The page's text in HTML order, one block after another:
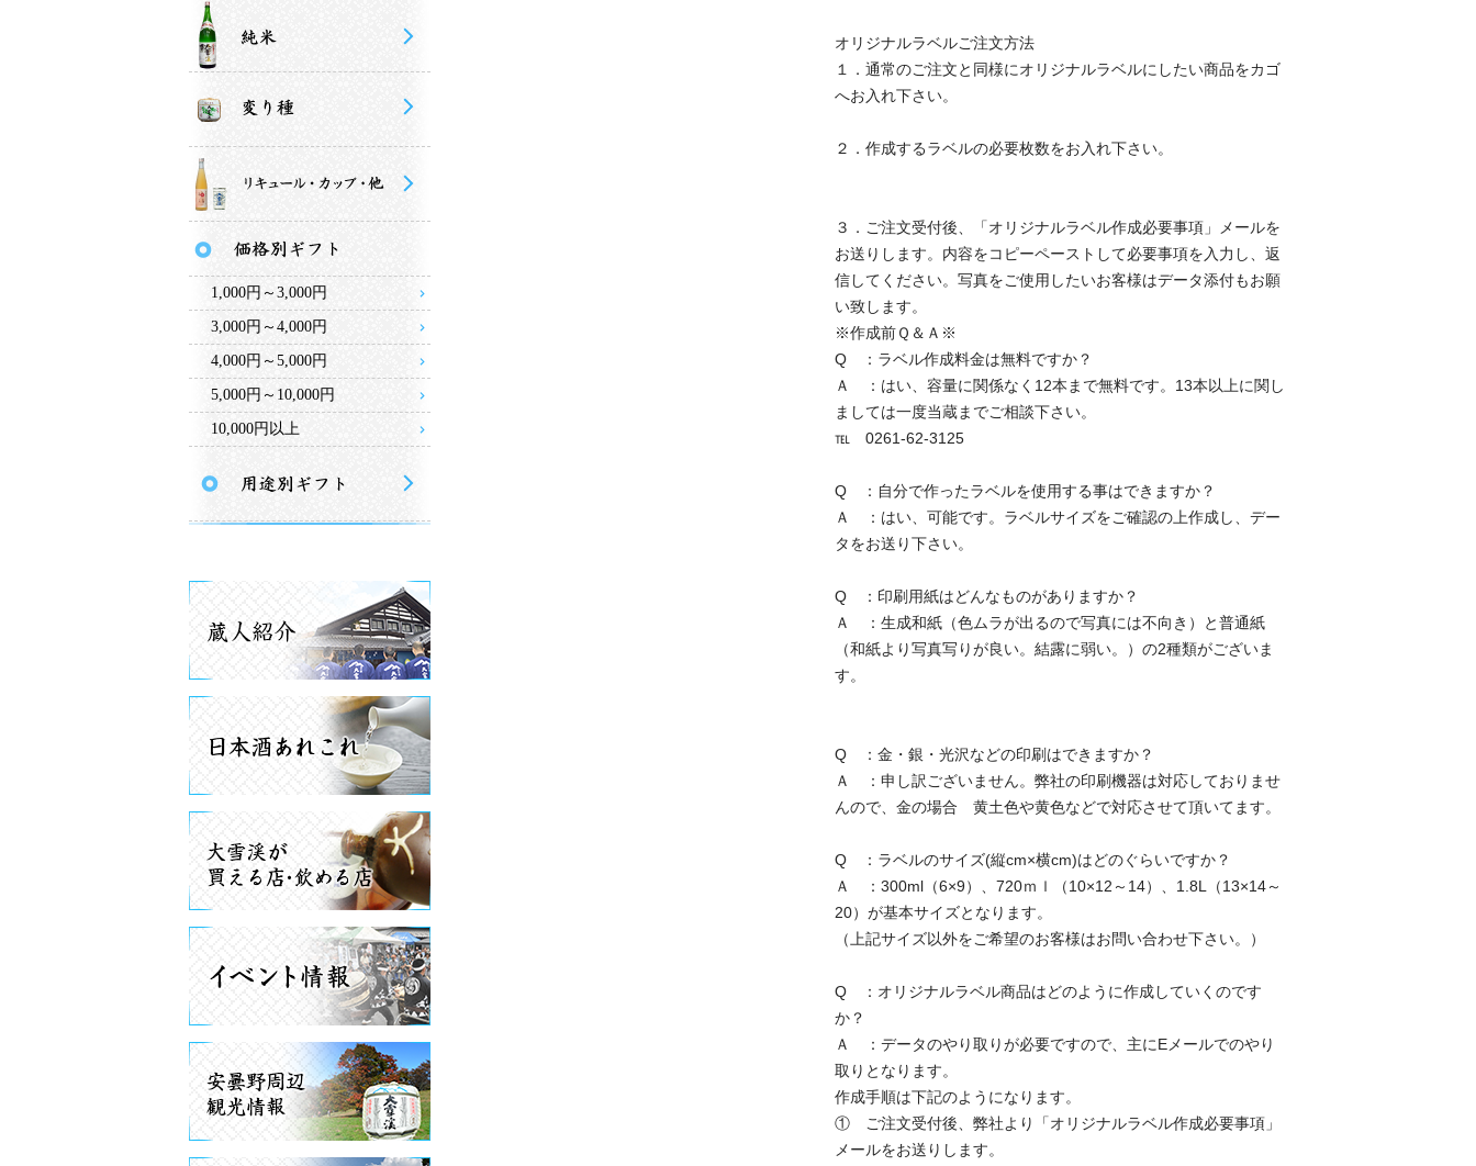
1,000円～3,000円
3,000円～4,000円
4,000円～5,000円
5,000円～10,000円
10,000円以上
オリジナルラベルご注文方法
１．通常のご注文と同様にオリジナルラベルにしたい商品をカゴ
へお入れ下さい。
２．作成するラベルの必要枚数をお入れ下さい。
３．ご注文受付後、「オリジナルラベル作成必要事項」メールを
お送りします。内容をコピーペーストして必要事項を入力し、返
信してください。写真をご使用したいお客様はデータ添付もお願
い致します。
※作成前Ｑ＆Ａ※
Q ：ラベル作成料金は無料ですか？
Ａ ：はい、容量に関係なく12本まで無料です。13本以上に関し
ましては一度当蔵までご相談下さい。
℡ 0261-62-3125
Q ：自分で作ったラベルを使用する事はできますか？
Ａ ：はい、可能です。ラベルサイズをご確認の上作成し、デー
タをお送り下さい。
Q ：印刷用紙はどんなものがありますか？
Ａ ：生成和紙（色ムラが出るので写真には不向き）と普通紙
（和紙より写真写りが良い。結露に弱い。）の2種類がございま
す。
Q ：金・銀・光沢などの印刷はできますか？
Ａ ：申し訳ございません。弊社の印刷機器は対応しておりませ
んので、金の場合 黄土色や黄色などで対応させて頂いてます。
Q ：ラベルのサイズ(縦cm×横cm)はどのぐらいですか？
Ａ ：300ml（6×9）、720ｍｌ（10×12～14）、1.8L（13×14～
20）が基本サイズとなります。
（上記サイズ以外をご希望のお客様はお問い合わせ下さい。）
Q ：オリジナルラベル商品はどのように作成していくのです
か？
Ａ ：データのやり取りが必要ですので、主にEメールでのやり
取りとなります。
作成手順は下記のようになります。
① ご注文受付後、弊社より「オリジナルラベル作成必要事項」
メールをお送りします。